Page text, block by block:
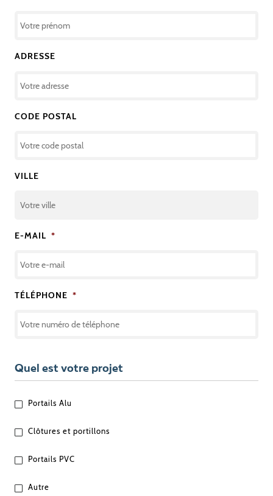
ADRESSE
CODE POSTAL
VILLE
E-MAIL *
TÉLÉPHONE *
Quel est votre projet
QUEL
VOTRE
PROJET
Portails Alu
Clôtures et portillons
Portails PVC
Autre